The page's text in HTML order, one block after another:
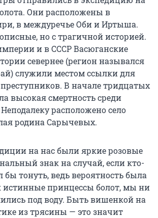
Они расположены в
в междуречье Оби и Иртыша.
но с трагичной историей.
и в СССР Васюганские
севернее (регион назывался
служили местом ссылки для
В начале тридцатых
высокая смертность среди
расположено село
родина Сарычевых.
на нас были яркие розовые
знак на случай, если кто-
бы тонуть, ведь вероятность была
истинные принцессы болот, мы ни
под воду. Быть вишенкой на
из трясины — это значит